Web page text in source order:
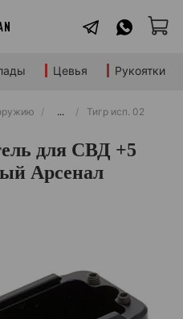
Цевья Рукоятки
... Тигр исп. 02
для СВД +5
Арсенал